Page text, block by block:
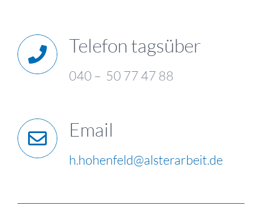
Telefon tagsüber
040 – 50 77 47 88
Email
h.hohenfeld@alsterarbeit.de